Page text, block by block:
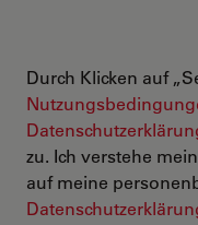
Durch Klicken auf
zu. Ich verstehe
auf meine